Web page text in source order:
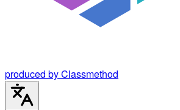
produced by Classmethod